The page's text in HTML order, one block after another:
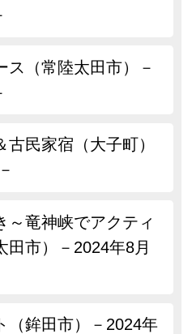
ス（常陸太田市）－
民家宿（大子町）
～竜神峡でアクティ
田市）－2024年8月
（鉾田市）－2024年